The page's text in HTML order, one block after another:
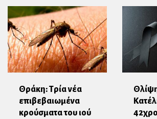
Θράκη: Τρία νέα
επιβεβαιωμένα
κρούσματα του ιού